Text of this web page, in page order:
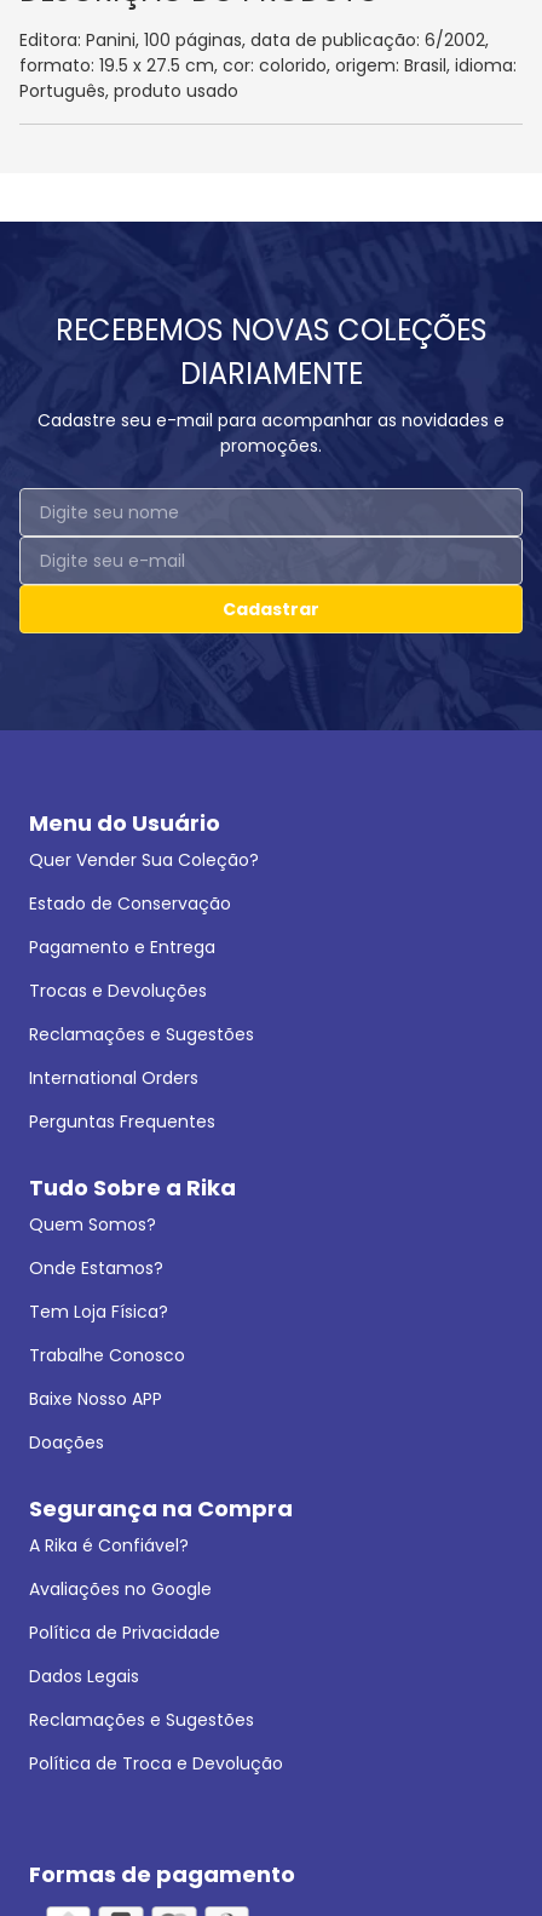
Editora: Panini, 100 páginas, data de publicação: 6/2002,
formato: 19.5 x 27.5 cm, cor: colorido, origem: Brasil, idioma:
Português, produto usado
RECEBEMOS NOVAS COLEÇÕES
DIARIAMENTE
Cadastre seu e-mail para acompanhar as novidades e
promoções.
Cadastrar
Menu do Usuário
Quer Vender Sua Coleção?
Estado de Conservação
Pagamento e Entrega
Trocas e Devoluções
Reclamações e Sugestões
International Orders
Perguntas Frequentes
Tudo Sobre a Rika
Quem Somos?
Onde Estamos?
Tem Loja Física?
Trabalhe Conosco
Baixe Nosso APP
Doações
Segurança na Compra
A Rika é Confiável?
Avaliações no Google
Política de Privacidade
Dados Legais
Reclamações e Sugestões
Política de Troca e Devolução
Formas de pagamento